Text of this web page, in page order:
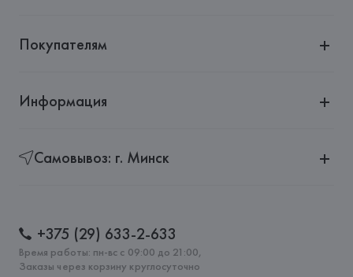
Покупателям
Информация
Самовывоз: г. Минск
+375 (29) 633-2-633
Время работы: пн-вс с 09:00 до 21:00,
Заказы через корзину круглосуточно